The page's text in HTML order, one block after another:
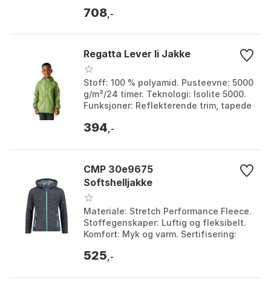
Black blue, R...
708 ,-
Regatta Lever Ii Jakke
Stoff: 100 % polyamid. Pusteevne: 5000
g/m²/24 timer. Teknologi: Isolite 5000.
Funksjoner: Reflekterende trim, tapede
Farge: ...
394 ,-
CMP 30e9675
Softshelljakke
Materiale: Stretch Performance Fleece.
Stoffegenskaper: Luftig og fleksibelt.
Komfort: Myk og varm. Sertifisering:
kiss mel.,...
525 ,-